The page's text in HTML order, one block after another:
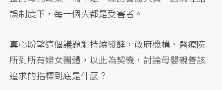
誤制度下，每一個人都是受害者。
真心盼望這個議題能持續發酵，政府機構、醫療院
所到所有婦女團體，以此為契機，討論母嬰親善該
追求的指標到底是什麼？